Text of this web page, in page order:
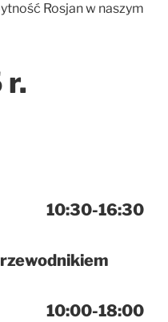
Rosjan w naszym
10:30-16:30
10:00-18:00